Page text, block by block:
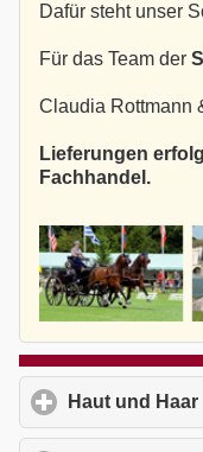
Dafür steht unser
Für das Team der
Claudia Rottmann
Lieferungen
Fachhandel.
Haut und Haar